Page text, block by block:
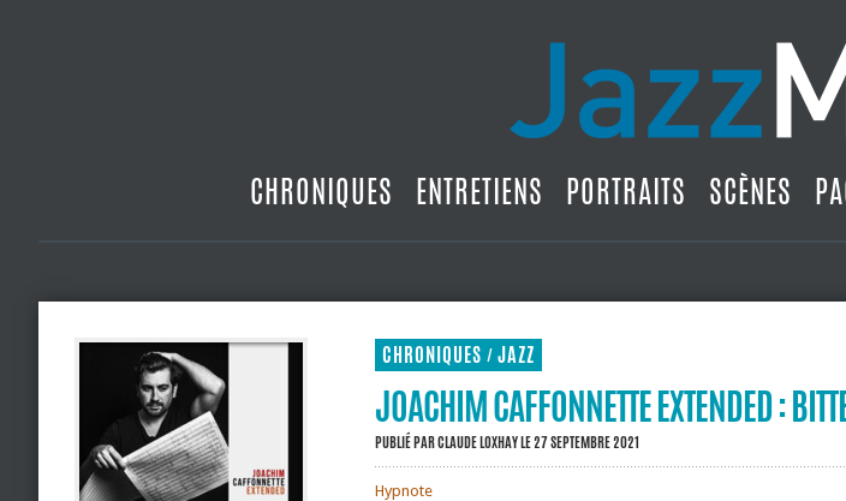
CHRONIQUES ENTRETIENS PORTRAITS SCÈNES
CHRONIQUES / JAZZ
JOACHIM CAFFONNETTE EXTENDED :
PUBLIÉ PARCLAUDE LOXHAYLE 27 SEPTEMBRE 2021
Hypnote